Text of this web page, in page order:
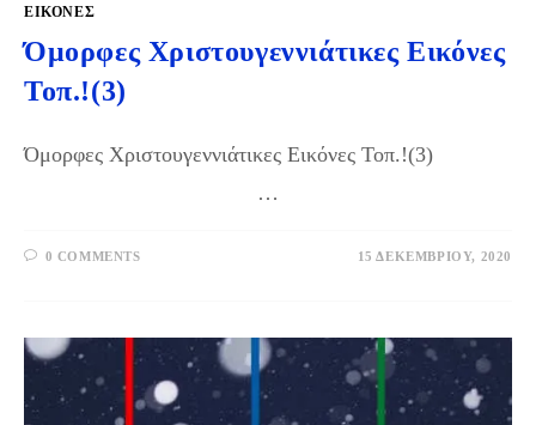
ΕΙΚΌΝΕΣ
Όμορφες Χριστουγεννιάτικες Εικόνες
Τοπ.!(3)
Όμορφες Χριστουγεννιάτικες Εικόνες Τοπ.!(3)
…
0 COMMENTS 15 ΔΕΚΕΜΒΡΊΟΥ, 2020